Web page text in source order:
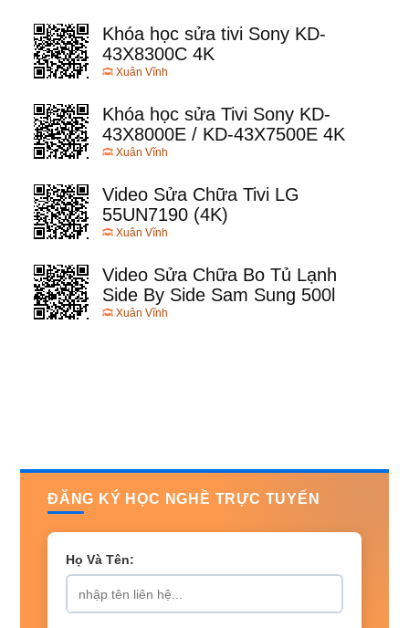
Khóa học sửa tivi Sony KD-
43X8300C 4K
Xuân Vĩnh
Khóa học sửa Tivi Sony KD-
43X8000E / KD-43X7500E 4K
Xuân Vĩnh
Video Sửa Chữa Tivi LG
55UN7190 (4K)
Xuân Vĩnh
Video Sửa Chữa Bo Tủ Lạnh
Side By Side Sam Sung 500l
Xuân Vĩnh
ĐĂNG KÝ HỌC NGHỀ TRỰC TUYẾN
Họ Và Tên: